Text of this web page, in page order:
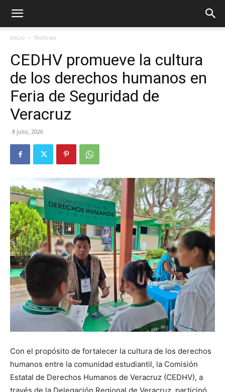
Inicio Noticias
CEDHV promueve la cultura
de los derechos humanos en
Feria de Seguridad de
Veracruz
8 julio, 2026
Con el propósito de fortalecer la cultura de los derechos
humanos entre la comunidad estudiantil, la Comisión
Estatal de Derechos Humanos de Veracruz (CEDHV), a